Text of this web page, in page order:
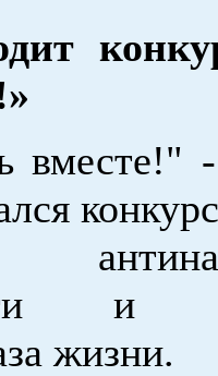
вместе!"
и
жизни.